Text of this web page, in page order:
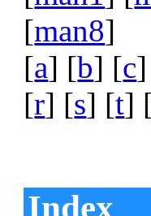
[man8]
[a] [b] [c
[r] [s] [t]
Index